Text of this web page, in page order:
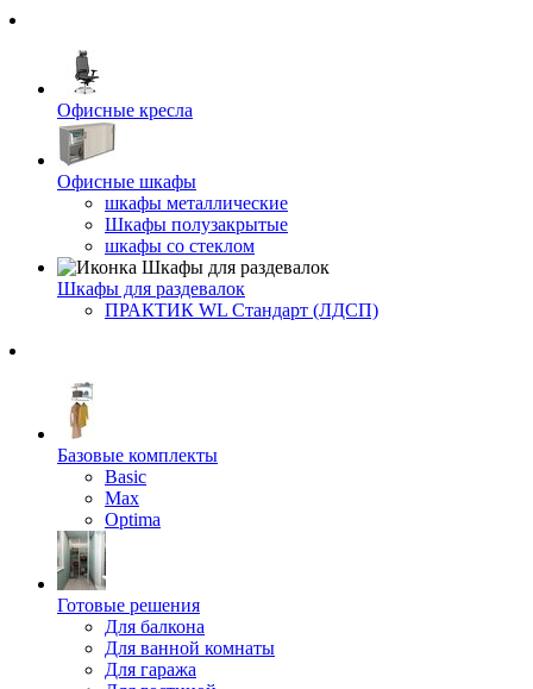
Офисные кресла
Офисные шкафы
шкафы металлические
Шкафы полузакрытые
шкафы со стеклом
Шкафы для раздевалок
ПРАКТИК WL Стандарт (ЛДСП)
Базовые комплекты
Basic
Max
Optima
Готовые решения
Для балкона
Для ванной комнаты
Для гаража